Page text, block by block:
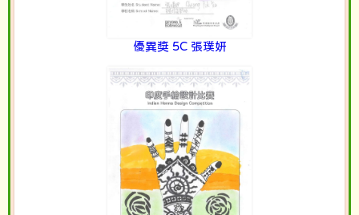
優異獎 5C 張璞妍